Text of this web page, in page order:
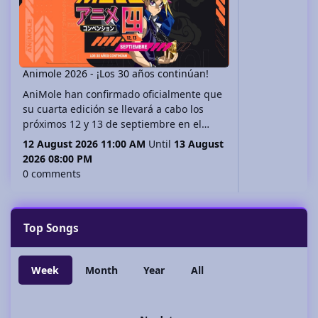
Animole 2026 - ¡Los 30 años continúan!
AniMole han confirmado oficialmente que
su cuarta edición se llevará a cabo los
próximos 12 y 13 de septiembre en el
Centro de Convenciones del World Trade
Center (WTC) de la Ciudad de México, no
te lo pierdas!
12 August 2026 11:00 AM Until 13 August
2026 08:00 PM
0 comments
Top Songs
Week Month Year All